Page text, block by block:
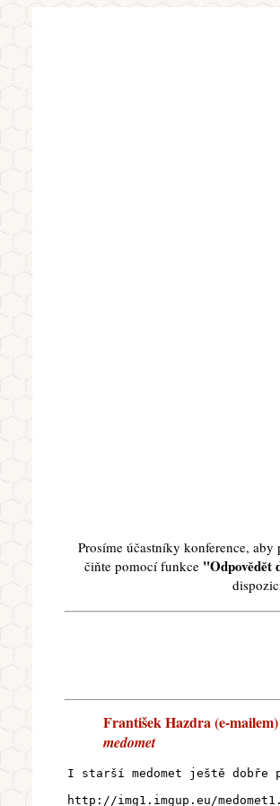
Prosíme účastníky konference,
čiňte pomocí funkce "Odpovědět
František Hazdra (e-
medomet
I starší medomet ještě dobře
http://img1.imgup.eu/